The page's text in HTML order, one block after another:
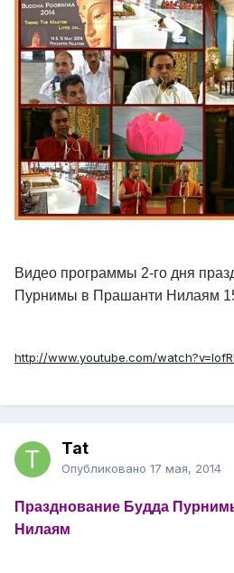
Видео программы 2-го дня
Пурнимы в Прашанти Нилаям
http://www.youtube.com/
Tat
Опубликовано 17 мая, 2014
Празднование Будда
Нилаям